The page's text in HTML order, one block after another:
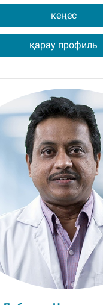
кеңес
қарау профиль